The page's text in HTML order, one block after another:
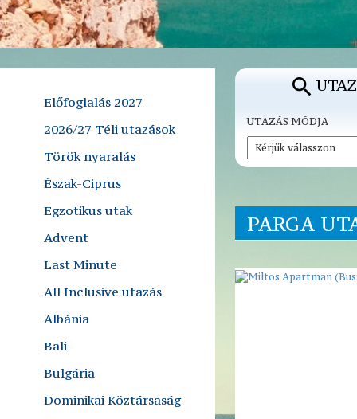
Előfoglalás 2027
2026/27 Téli utazások
Török nyaralás
Észak-Ciprus
Egzotikus utak
Advent
Last Minute
All Inclusive utazás
Albánia
Bali
Bulgária
Dominikai Köztársaság
UTAZÁS MÓDJA
PARGA